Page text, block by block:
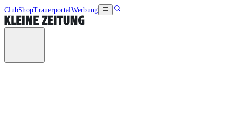
ClubShopTrauerportalWerbung